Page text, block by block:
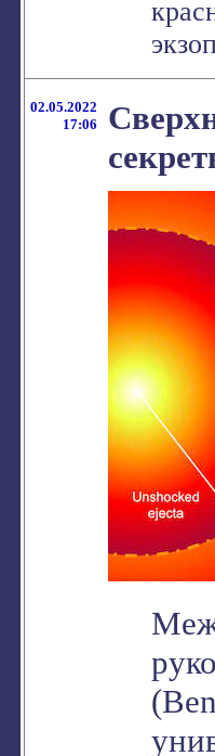
02.05.2022
17:06